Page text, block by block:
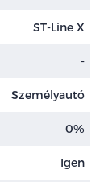
ST-Line X
-
Személyautó
0%
Igen